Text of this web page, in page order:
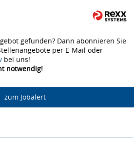
gefunden? Dann abonnieren Sie
per E-Mail oder
bei uns!
notwendig!
zum Jobalert